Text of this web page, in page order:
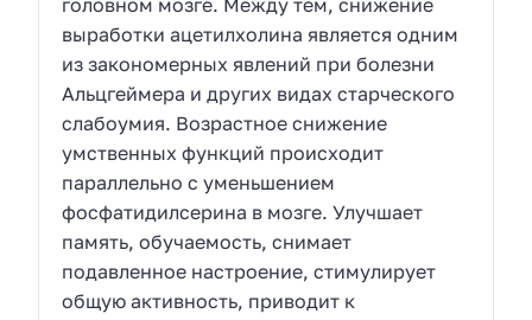
выработки ацетилхолина является одним
из закономерных явлений при болезни
Альцгеймера и других видах старческого
слабоумия. Возрастное снижение
умственных функций происходит
параллельно с уменьшением
фосфатидилсерина в мозге. Улучшает
память, обучаемость, снимает
подавленное настроение, стимулирует
общую активность, приводит к